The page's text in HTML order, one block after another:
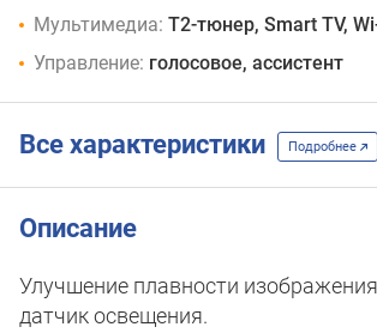
Мультимедиа: T2-тюнер, Smart TV,
Управление: голосовое, ассистент
Все характеристики Подробнее
Описание
Улучшение плавности
датчик освещения.